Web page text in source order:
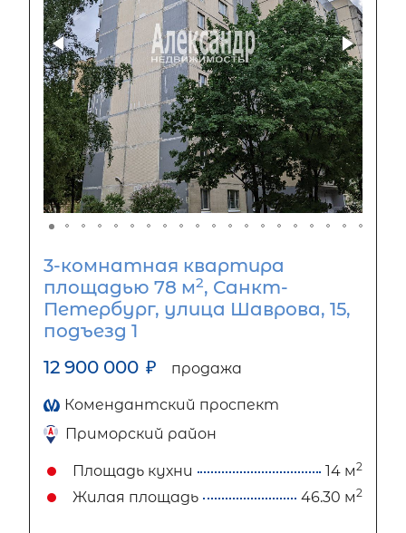
3-комнатная квартира
площадью 78 м2, Санкт-
Петербург, улица Шаврова, 15,
подъезд 1
12 900 000 ₽ продажа
Комендантский проспект
Приморский район
Площадь кухни 14 м2
Жилая площадь 46.30 м2